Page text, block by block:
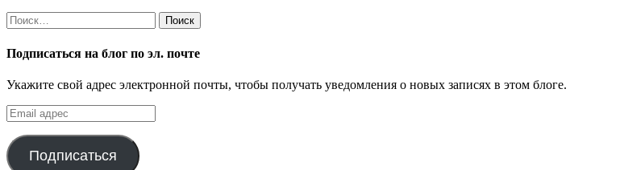
Найти:
Подписаться на блог по эл. почте
Укажите свой адрес электронной почты, чтобы получать уведомления о новых записях в этом блоге.
Email
адрес
Подписаться